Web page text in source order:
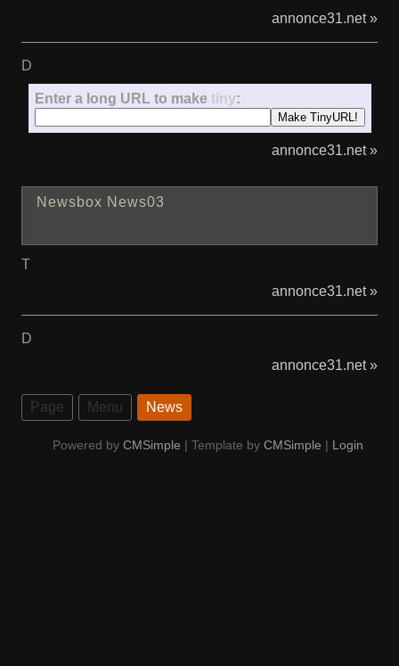
annonce31.net »
D
Enter a long URL to make tiny:
annonce31.net »
Newsbox News03
T
annonce31.net »
D
annonce31.net »
Page Menu News
Powered by CMSimple | Template by CMSimple | Login